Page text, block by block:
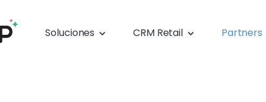
Soluciones CRM Retail Partners